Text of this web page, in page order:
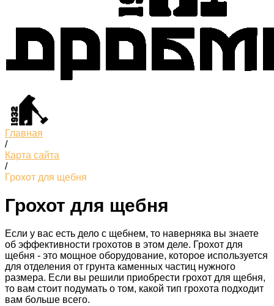
Главная
/
Карта сайта
/
Грохот для щебня
Грохот для щебня
Если у вас есть дело с щебнем, то наверняка вы знаете
об эффективности грохотов в этом деле. Грохот для
щебня - это мощное оборудование, которое используется
для отделения от грунта каменных частиц нужного
размера. Если вы решили приобрести грохот для щебня,
то вам стоит подумать о том, какой тип грохота подходит
вам больше всего.